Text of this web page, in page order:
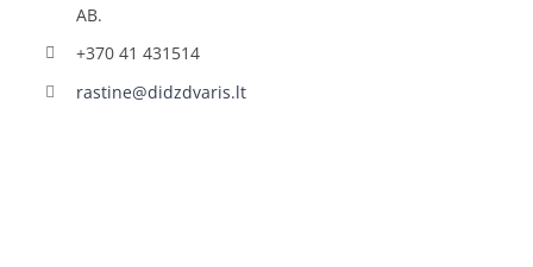
AB.
+370 41 431514
rastine@didzdvaris.lt